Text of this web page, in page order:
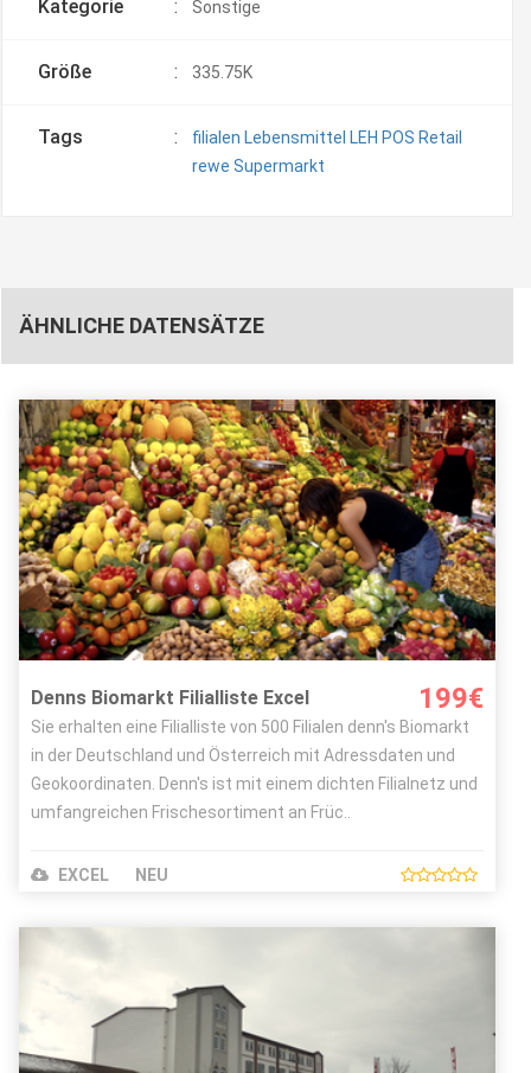
Kategorie : Sonstige
Größe : 335.75K
Tags : filialen Lebensmittel LEH POS Retail
rewe Supermarkt
ÄHNLICHE DATENSÄTZE
Details ansehen
Bestellen
BildGNU Free Documentation LicenseAutor:Daderot
Denns Biomarkt Filialliste Excel 199€
Sie erhalten eine Filialliste von 500 Filialen denn's Biomarkt
in der Deutschland und Österreich mit Adressdaten und
Geokoordinaten. Denn's ist mit einem dichten Filialnetz und
umfangreichen Frischesortiment an Früc..
EXCEL NEU
Details ansehen
Bestellen